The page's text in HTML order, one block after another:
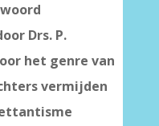
Drs. P.
het genre van
vermijden